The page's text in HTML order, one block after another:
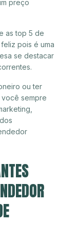
preço
as top 5 de
pois é uma
se destacar
ou ter
sempre